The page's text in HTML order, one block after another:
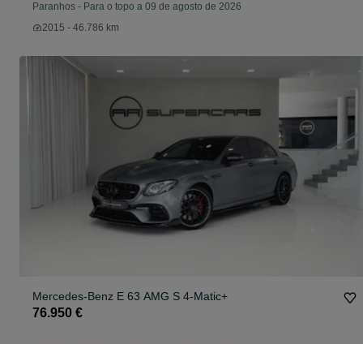
Paranhos - Para o topo a 09 de agosto de 2026
2015 - 46.786 km
Mercedes-Benz E 63 AMG S 4-Matic+
76.950 €